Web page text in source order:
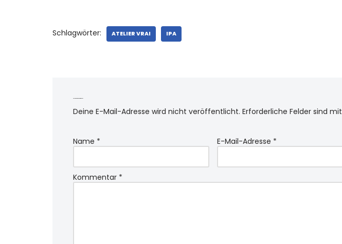
Schlagwörter: ATELIER VRAI IPA
Deine E-Mail-Adresse wird nicht veröffentlicht. Erforderliche Felder sind mit
Name * E-Mail-Adresse *
Kommentar *